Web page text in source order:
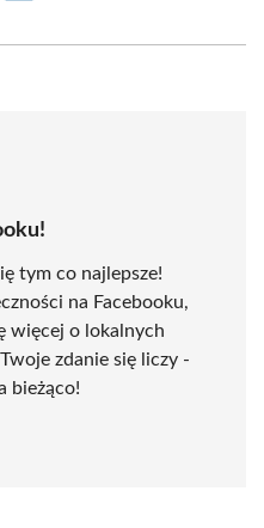
tym co najlepsze!
na Facebooku,
więcej o lokalnych
zdanie się liczy -
bieżąco!